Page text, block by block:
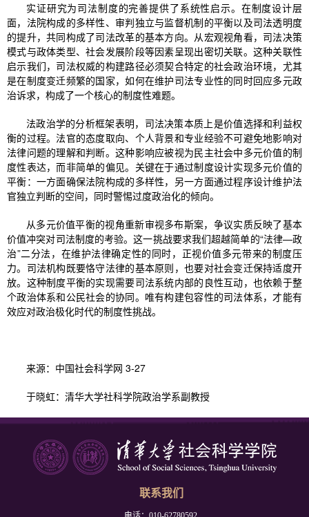
实证研究为司法制度的完善提供了系统性启示。在制度设计层
面，法院构成的多样性、审判独立与监督机制的平衡以及司法透明度
的提升，共同构成了司法改革的基本方向。从宏观视角看，司法决策
模式与政体类型、社会发展阶段等因素呈现出密切关联。这种关联性
启示我们，司法权威的构建路径必须契合特定的社会政治环境，尤其
是在制度变迁频繁的国家，如何在维护司法专业性的同时回应多元政
治诉求，构成了一个核心的制度性难题。
法政治学的分析框架表明，司法决策本质上是价值选择和利益权
衡的过程。法官的态度取向、个人背景和专业经验不可避免地影响对
法律问题的理解和判断。这种影响应被视为民主社会中多元价值的制
度性表达，而非简单的偏见。关键在于通过制度设计实现多元价值的
平衡：一方面确保法院构成的多样性，另一方面通过程序设计维护法
官独立判断的空间，同时警惕过度政治化的倾向。
从多元价值平衡的视角重新审视多布斯案，争议实质反映了基本
价值冲突对司法制度的考验。这一挑战要求我们超越简单的“法律—政
治”二分法，在维护法律确定性的同时，正视价值多元带来的制度压
力。司法机构既要恪守法律的基本原则，也要对社会变迁保持适度开
放。这种制度平衡的实现需要司法系统内部的良性互动，也依赖于整
个政治体系和公民社会的协同。唯有构建包容性的司法体系，才能有
效应对政治极化时代的制度性挑战。
来源：中国社会科学网 3-27
于晓虹：清华大学社科学院政治学系副教授
联系我们